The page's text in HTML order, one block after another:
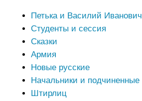
Петька и Василий Иванович
Студенты и сессия
Сказки
Армия
Новые русские
Начальники и подчиненные
Штирлиц